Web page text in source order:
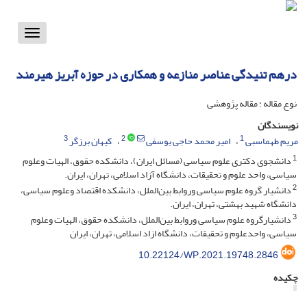
Toggle
درهم تنیدگی عناصر منازعه و همکاری در حوزه آبریز هیرمند
نوع مقاله : مقاله پژوهشی
نویسندگان
مریم طهماسبی1 امیر محمد حاجی یوسفی 2 کیهان برزگر3
1دانشجوی دکتری علوم سیاسی (مسائل ایران)، دانشکده حقوق، الهیات وعلوم
سیاسی، واحد علوم و تحقیقات، دانشگاه آزاد اسلامی، تهران، ایران.
2دانشیار گروه علوم سیاسی وروابط بین‌الملل، دانشکده اقتصاد وعلوم سیاسی،
دانشگاه شهید بهشتی، تهران، ایران.
3دانشیارگروه علوم سیاسی وروابط بین‌الملل، دانشکده حقوق، الهیات وعلوم
سیاسی، واحدعلوم و تحقیقات، دانشگاه ازاد اسلامی، تهران، ایران
10.22124/WP.2021.19748.2846
چکیده